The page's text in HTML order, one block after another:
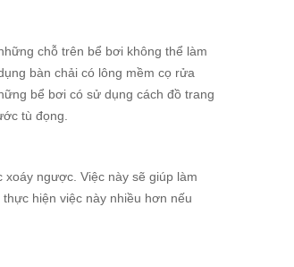
chỗ trên bể bơi không thể làm
bàn chải có lông mềm cọ rửa
bể bơi có sử dụng cách đồ trang
tù đọng.
ngược. Việc này sẽ giúp làm
hiện việc này nhiều hơn nếu